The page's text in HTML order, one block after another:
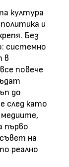
култура
и
Без
системно
в
повече
до
след като
първо
на
реално